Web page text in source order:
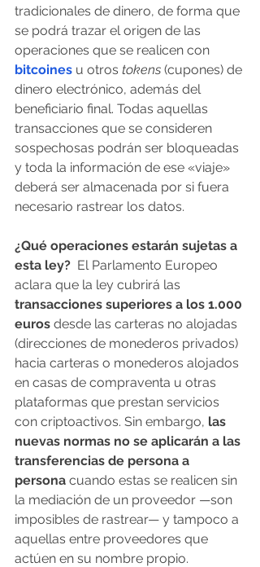
tradicionales de dinero, de forma que
se podrá trazar el origen de las
operaciones que se realicen con
bitcoines u otros tokens (cupones) de
dinero electrónico, además del
beneficiario final. Todas aquellas
transacciones que se consideren
sospechosas podrán ser bloqueadas
y toda la información de ese «viaje»
deberá ser almacenada por si fuera
necesario rastrear los datos.
¿Qué operaciones estarán sujetas a
esta ley?
  El Parlamento Europeo
aclara que la ley cubrirá las
transacciones superiores a los 1.000
euros desde las carteras no alojadas
(direcciones de monederos privados)
hacia carteras o monederos alojados
en casas de compraventa u otras
plataformas que prestan servicios
con criptoactivos. Sin embargo, las
nuevas normas no se aplicarán a las
transferencias de persona a
persona cuando estas se realicen sin
la mediación de un proveedor —son
imposibles de rastrear— y tampoco a
aquellas entre proveedores que
actúen en su nombre propio.